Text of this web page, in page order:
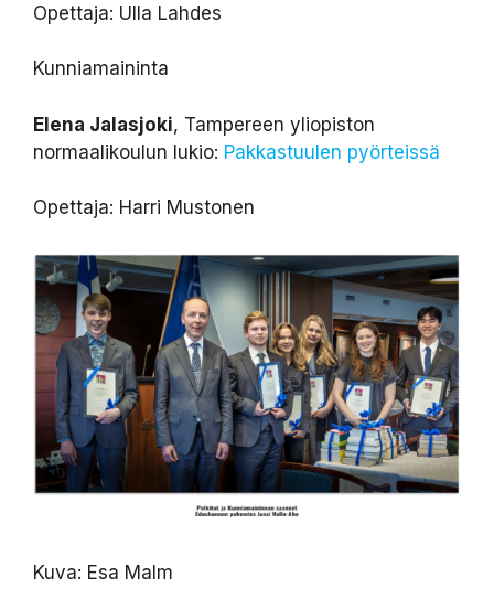
Opettaja: Ulla Lahdes
Kunniamaininta
Elena Jalasjoki, Tampereen yliopiston
normaalikoulun lukio: Pakkastuulen pyörteissä
Opettaja: Harri Mustonen
Kuva: Esa Malm